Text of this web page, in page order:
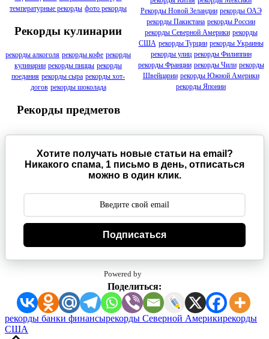
температурные рекорды фото рекорды
Рекорды кулинарии
рекорды алкоголя рекорды кофе рекорды
кулинарии рекорды пиццы рекорды
поедания рекорды сыра рекорды хот-
догов рекорды шоколада
Рекорды предметов
Рекорды Новой Зеландии рекорды ОАЭ
рекорды Пакистана рекорды России
рекорды Северной Америки рекорды
США рекорды Турции рекорды Украины
рекорды улиц рекорды Филиппин
рекорды Франции рекорды Чили рекорды
Швейцарии рекорды Южной Америки
рекорды Японии
Хотите получать новые статьи на email?
Никакого спама, 1 письмо в день, отписаться
можно в один клик.
Подписаться
Powered by
Поделиться:
Метки:
рекорды банки финансырекорды Северной Америкирекорды
США